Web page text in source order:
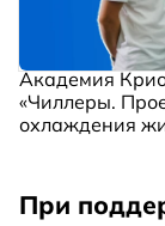
Академия
«Чиллеры.
охлаждения
При